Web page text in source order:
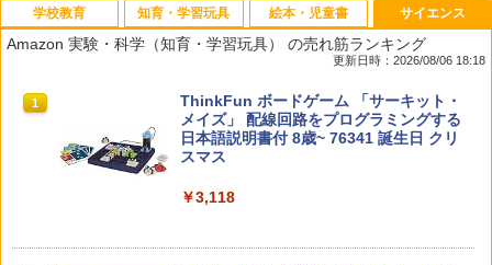
学校教育
1 先生のためのGoogle AI完全攻略図鑑
￥-
知育・学習玩具
1
Amazon Fire HD 10 キッズモデル (10イ
ンチ) ピンク 対象年齢3歳から 数千点の
キッズコンテンツが1年間使い放題
絵本・児童書
1
タッチペンで音が聞ける!はじめてずかん
1000 英語つき ([バラエティ])
￥5,478
2
中学英語をもう一度ひとつひとつわかり
サイエンス
Amazon 実験・科学（知育・学習玩具） の売れ筋ランキング
更新日時：2026/08/06 18:18
1
ThinkFun ボードゲーム 「サーキット・
メイズ」 配線回路をプログラミングする
日本語説明書付 8歳~ 76341 誕生日 クリ
スマス
￥3,118